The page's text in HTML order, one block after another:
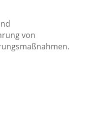
von